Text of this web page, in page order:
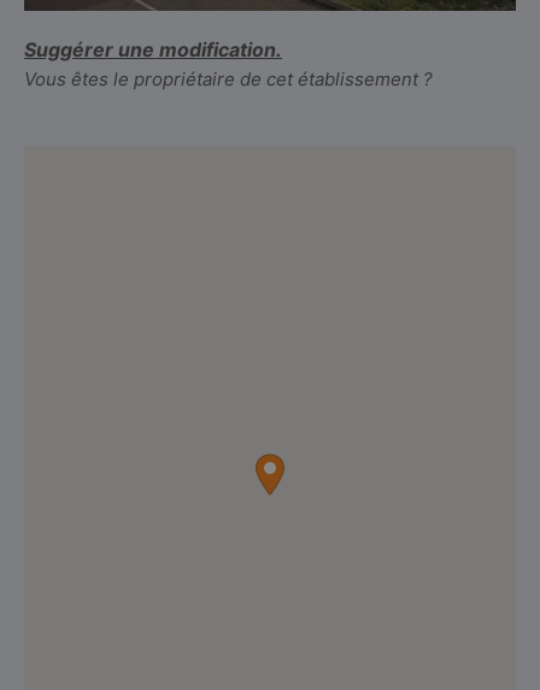
Suggérer une modification.
Vous êtes le propriétaire de cet établissement ?